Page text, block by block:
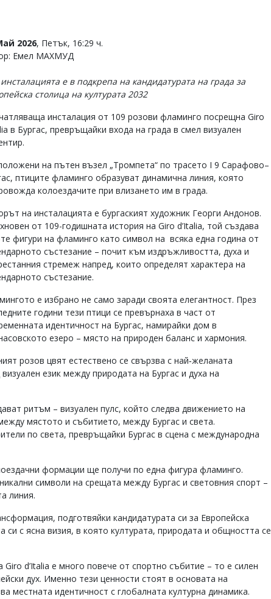
2026, Петък, 16:29 ч.
Емел МАХМУД
е в подкрепа на кандидатурата на града за
столица на културата 2032
инсталация от 109 розови фламинго посрещна Giro
в Бургас, превръщайки входа на града в смел визуален
на пътен възел „Тромпета“ по трасето I 9 Сарафово–
птиците фламинго образуват динамична линия, която
колоездачите при влизането им в града.
на инсталацията е бургаският художник Георги Андонов.
от 109-годишната история на Giro d’Italia, той създава
фигури на фламинго като символ на всяка една година от
състезание – почит към издръжливостта, духа и
стремеж напред, които определят характера на
състезание.
е избрано не само заради своята елегантност. През
години тези птици се превърнаха в част от
идентичност на Бургас, намирайки дом в
езеро – място на природен баланс и хармония.
розов цвят естествено се свързва с най‑желаната
език между природата на Бургас и духа на
ритъм – визуален пулс, който следва движението на
мястото и събитието, между Бургас и света.
по света, превръщайки Бургас в сцена с международна
формации ще получи по една фигура фламинго.
символи на срещата между Бургас и световния спорт –
линия.
подготвяйки кандидатурата си за Европейска
си с ясна визия, в която културата, природата и общността се
d’Italia е много повече от спортно събитие – то е силен
дух. Именно тези ценности стоят в основата на
местната идентичност с глобалната културна динамика.